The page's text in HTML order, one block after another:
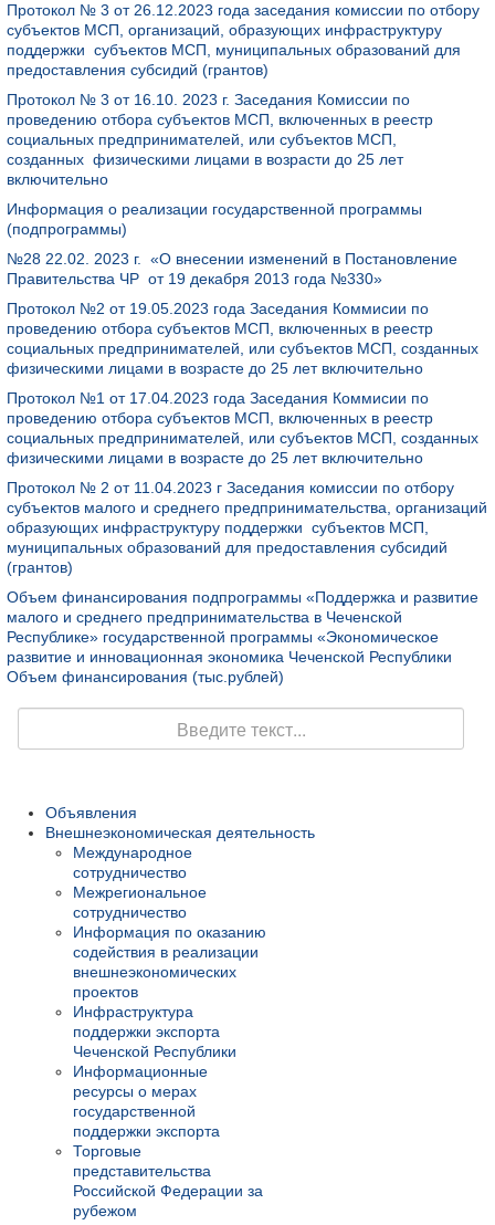
Протокол № 3 от 26.12.2023 года заседания комиссии по отбору
субъектов МСП, организаций, образующих инфраструктуру
поддержки субъектов МСП, муниципальных образований для
предоставления субсидий (грантов)
Протокол № 3 от 16.10. 2023 г. Заседания Комиссии по
проведению отбора субъектов МСП, включенных в реестр
социальных предпринимателей, или субъектов МСП,
созданных физическими лицами в возрасти до 25 лет
включительно
Информация о реализации государственной программы
(подпрограммы)
№28 22.02. 2023 г. «О внесении изменений в Постановление
Правительства ЧР от 19 декабря 2013 года №330»
Протокол №2 от 19.05.2023 года Заседания Коммисии по
проведению отбора субъектов МСП, включенных в реестр
социальных предпринимателей, или субъектов МСП, созданных
физическими лицами в возрасте до 25 лет включительно
Протокол №1 от 17.04.2023 года Заседания Коммисии по
проведению отбора субъектов МСП, включенных в реестр
социальных предпринимателей, или субъектов МСП, созданных
физическими лицами в возрасте до 25 лет включительно
Протокол № 2 от 11.04.2023 г Заседания комиссии по отбору
субъектов малого и среднего предпринимательства, организаций
образующих инфраструктуру поддержки субъектов МСП,
муниципальных образований для предоставления субсидий
(грантов)
Объем финансирования подпрограммы «Поддержка и развитие
малого и среднего предпринимательства в Чеченской
Республике» государственной программы «Экономическое
развитие и инновационная экономика Чеченской Республики
Объем финансирования (тыс.рублей)
Объявления
Внешнеэкономическая деятельность
Международное
сотрудничество
Межрегиональное
сотрудничество
Информация по оказанию
содействия в реализации
внешнеэкономических
проектов
Инфраструктура
поддержки экспорта
Чеченской Республики
Информационные
ресурсы о мерах
государственной
поддержки экспорта
Торговые
представительства
Российской Федерации за
рубежом